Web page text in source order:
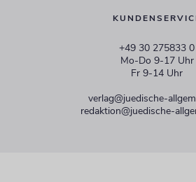
+49 30 275833 0
Mo-Do 9-17 Uhr
Fr 9-14 Uhr
verlag@juedische-
redaktion@juedische-